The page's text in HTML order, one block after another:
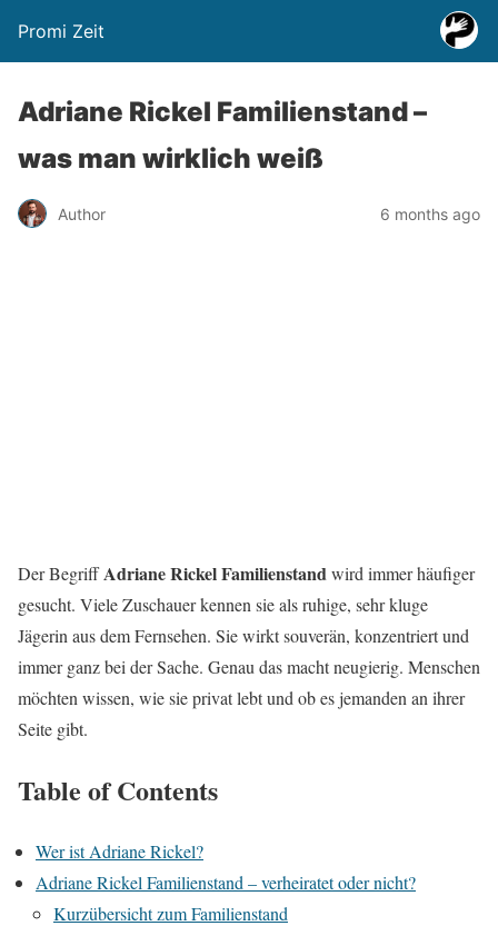
Promi Zeit
Adriane Rickel Familienstand –
was man wirklich weiß
Author 6 months ago
Der BegriffAdriane Rickel Familienstandwird immer häufiger
gesucht. Viele Zuschauer kennen sie als ruhige, sehr kluge
Jägerin aus dem Fernsehen. Sie wirkt souverän, konzentriert und
immer ganz bei der Sache. Genau das macht neugierig. Menschen
möchten wissen, wie sie privat lebt und ob es jemanden an ihrer
Seite gibt.
Table of Contents
Wer ist Adriane Rickel?
Adriane Rickel Familienstand – verheiratet oder nicht?
Kurzübersicht zum Familienstand